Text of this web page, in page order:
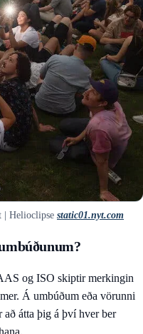
| Helioclipse static01.nyt.com
og ISO skiptir merkingin
Á umbúðum eða vörunni
átta þig á því hver ber